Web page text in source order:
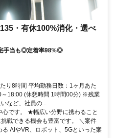
・有休100%消化・選べ
手当も◎定着率98%◎
り8時間 平均勤務日数：1ヶ月あた
～18:00 (休憩時間 1時間00分) ※残業
など、社員の...
です。 ★幅広い分野に携わること
戦できる機会も豊富です。 ＼案件
AIやVR、ロボット、5Gといった案